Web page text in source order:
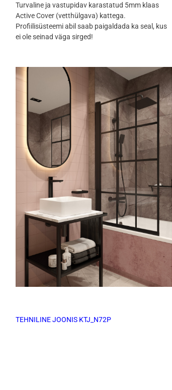
Turvaline ja vastupidav karastatud 5mm klaas
Active Cover (vetthülgava) kattega.
Profiilisüsteemi abil saab paigaldada ka seal, kus
ei ole seinad väga sirged!
TEHNILINE JOONIS KTJ_N72P